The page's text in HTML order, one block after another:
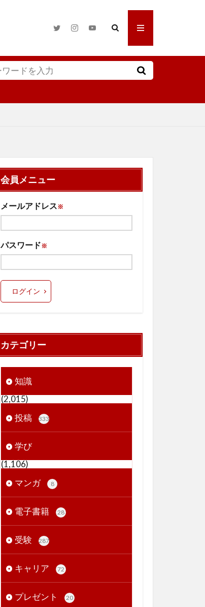
会員メニュー
メールアドレス※
パスワード※
ログイン
カテゴリー
知識
(2,015)
投稿
333
学び
(1,106)
マンガ
8
電子書籍 28
受験 287
キャリア 72
プレゼント 20